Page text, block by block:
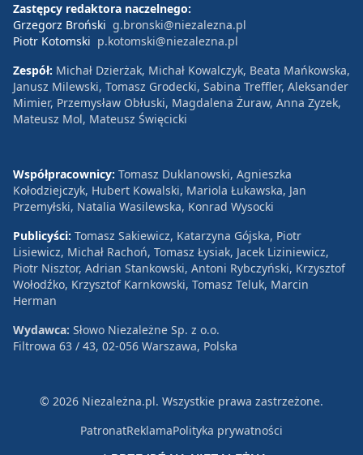
Zastępcy redaktora naczelnego:
Grzegorz Broński g.bronski@niezalezna.pl
Piotr Kotomski p.kotomski@niezalezna.pl
Zespół: Michał Dzierżak, Michał Kowalczyk, Beata Mańkowska,
Janusz Milewski, Tomasz Grodecki, Sabina Treffler, Aleksander
Mimier, Przemysław Obłuski, Magdalena Żuraw, Anna Zyzek,
Mateusz Mol, Mateusz Święcicki
Współpracownicy: Tomasz Duklanowski, Agnieszka
Kołodziejczyk, Hubert Kowalski, Mariola Łukawska, Jan
Przemyłski, Natalia Wasilewska, Konrad Wysocki
Publicyści: Tomasz Sakiewicz, Katarzyna Gójska, Piotr
Lisiewicz, Michał Rachoń, Tomasz Łysiak, Jacek Liziniewicz,
Piotr Nisztor, Adrian Stankowski, Antoni Rybczyński, Krzysztof
Wołodźko, Krzysztof Karnkowski, Tomasz Teluk, Marcin
Herman
Wydawca: Słowo Niezależne Sp. z o.o.
Filtrowa 63 / 43, 02-056 Warszawa, Polska
© 2026 Niezależna.pl. Wszystkie prawa zastrzeżone.
PatronatReklamaPolityka prywatności